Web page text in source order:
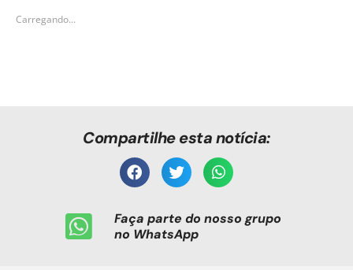
Carregando...
Compartilhe esta notícia:
Faça parte do nosso grupo
no WhatsApp